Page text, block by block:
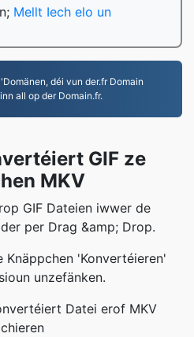
Mellt Iech elo un
déi vun der.fr Domain
all op der Domain.fr.
GIF ze
MKV
GIF Dateien iwwer de
per Drag &amp; Drop.
'Konvertéieren'
unzefänken.
Datei erof MKV